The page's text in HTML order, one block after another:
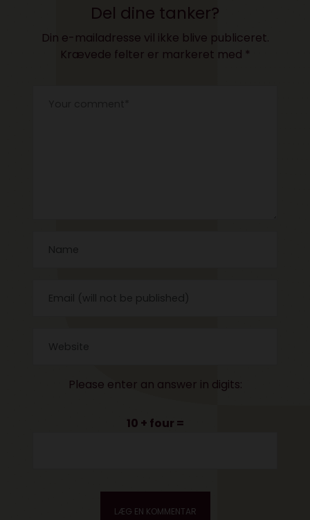
Del dine tanker?
Din e-mailadresse vil ikke blive publiceret.
Krævede felter er markeret med *
Please enter an answer in digits:
10 + four =